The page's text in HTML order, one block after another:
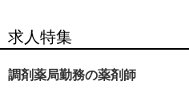
求人特集
調剤薬局勤務の薬剤師